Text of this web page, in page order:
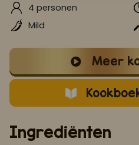
4 personen
Mild
Meer
Ingrediënten